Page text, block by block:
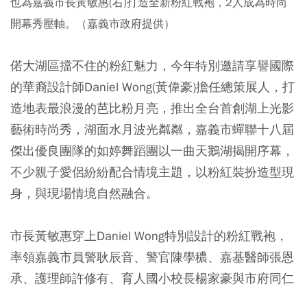
開幕秀壓軸。（嘉義市政府提供）
偌大湖區擋不住的粉紅魅力，今年特別邀請享譽國際
的華裔設計師Daniel Wong(黃偉豪)擔任總策展人，打
造地表最浪漫的芭比粉月亮，推出全台首創湖上光影
藝術時尚秀，湖面水月波光粼粼，嘉義市蟬聯十八屆
傑出優良團隊的如婷舞蹈團以一曲天鵝湖揭開序幕，
不少親子愛侶紛紛配合情境主題，以粉紅裝扮造型現
身，與現場情境自然融合。
市長黃敏惠穿上Daniel Wong特別設計的粉紅戰袍，
率領嘉義市員警耿辰音、警官陳學穠、嘉基醫師張恩
承、護理師許修有、育人國小校長楊家豪與市府同仁